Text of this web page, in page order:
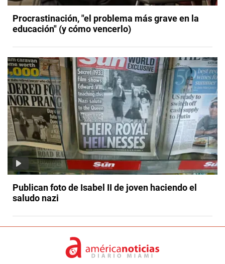
Procrastinación, "el problema más grave en la
educación" (y cómo vencerlo)
Publican foto de Isabel II de joven haciendo el
saludo nazi